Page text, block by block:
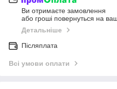
Ви отримаєте замовлення
або гроші повернуться на
Детальніше
Післяплата
Всі умови оплати